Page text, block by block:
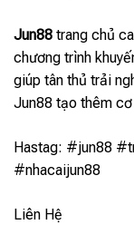
Jun88 trang chủ
chương trình
giúp tân thủ trải
Jun88 tạo thêm
Hastag: #jun88
#nhacaijun88
Liên Hệ